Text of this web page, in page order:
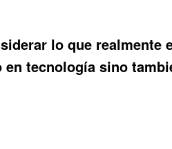
lo que realmente
tecnología sino